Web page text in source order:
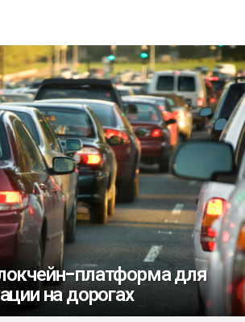
платформа для
на дорогах